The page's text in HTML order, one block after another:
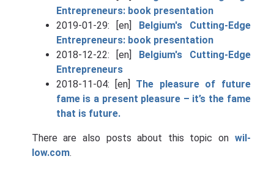
Entrepreneurs: book presentation
2019-01-29: [en] Belgium's Cutting-Edge
Entrepreneurs: book presentation
2018-12-22: [en] Belgium's Cutting-Edge
Entrepreneurs
2018-11-04: [en] The pleasure of future
fame is a present pleasure – it’s the fame
that is future.
There are also posts about this topic on wil-
low.com.